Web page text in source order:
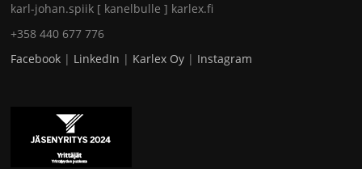
karl-johan.spiik [ kanelbulle ] karlex.fi
+358 440 677 776
Facebook | LinkedIn | Karlex Oy | Instagram